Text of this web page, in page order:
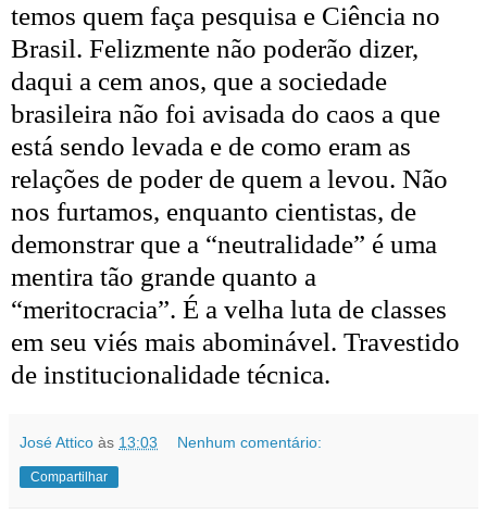
temos quem faça pesquisa e Ciência no
Brasil. Felizmente não poderão dizer,
daqui a cem anos, que a sociedade
brasileira não foi avisada do caos a que
está sendo levada e de como eram as
relações de poder de quem a levou. Não
nos furtamos, enquanto cientistas, de
demonstrar que a “neutralidade” é uma
mentira tão grande quanto a
“meritocracia”. É a velha luta de classes
em seu viés mais abominável. Travestido
de institucionalidade técnica.
José Attico às 13:03 Nenhum comentário:
Compartilhar